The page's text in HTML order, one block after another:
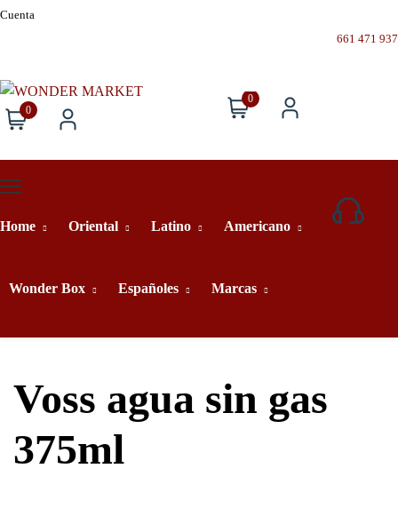
Cuenta
661 471 937
0
0
Home Oriental Latino Americano
Wonder Box Españoles Marcas
Voss agua sin gas
375ml